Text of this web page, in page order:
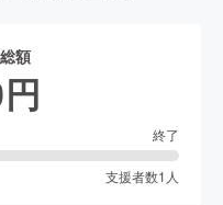
額
円
終了
支援者数1 人